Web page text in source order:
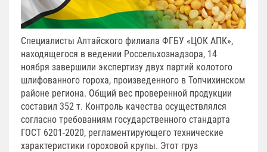
Специалисты Алтайского филиала ФГБУ «ЦОК АПК»,
находящегося в ведении Россельхознадзора, 14
ноября завершили экспертизу двух партий колотого
шлифованного гороха, произведенного в Топчихинском
районе региона. Общий вес проверенной продукции
составил 352 т. Контроль качества осуществлялся
согласно требованиям государственного стандарта
ГОСТ 6201-2020, регламентирующего технические
характеристики гороховой крупы. Этот груз